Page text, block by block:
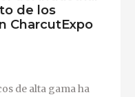
de los
CharcutExpo
de alta gama ha